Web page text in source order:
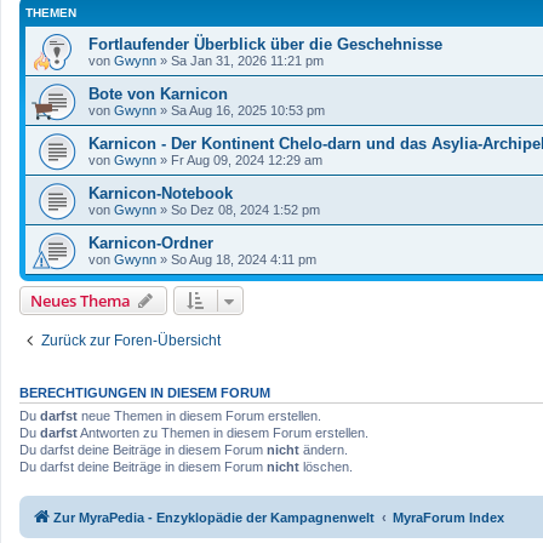
THEMEN
Fortlaufender Überblick über die Geschehnisse
von Gwynn » Sa Jan 31, 2026 11:21 pm
Bote von Karnicon
von Gwynn » Sa Aug 16, 2025 10:53 pm
Karnicon - Der Kontinent Chelo-darn und das Asylia-
von Gwynn » Fr Aug 09, 2024 12:29 am
Karnicon-Notebook
von Gwynn » So Dez 08, 2024 1:52 pm
Karnicon-Ordner
von Gwynn » So Aug 18, 2024 4:11 pm
Neues Thema
Zurück zur Foren-Übersicht
BERECHTIGUNGEN IN DIESEM FORUM
Du darfst neue Themen in diesem Forum erstellen.
Du darfstAntworten zu Themen in diesem Forum erstellen.
Du darfst deine Beiträge in diesem Forum nicht ändern.
Du darfst deine Beiträge in diesem Forum nicht löschen.
Zur MyraPedia - Enzyklopädie der Kampagnenwelt MyraForum Index